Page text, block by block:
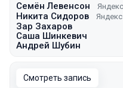
Семён Левенсон
Никита Сидоров
Зар Захаров
Саша Шинкевич
Андрей Шубин
Смотреть запись